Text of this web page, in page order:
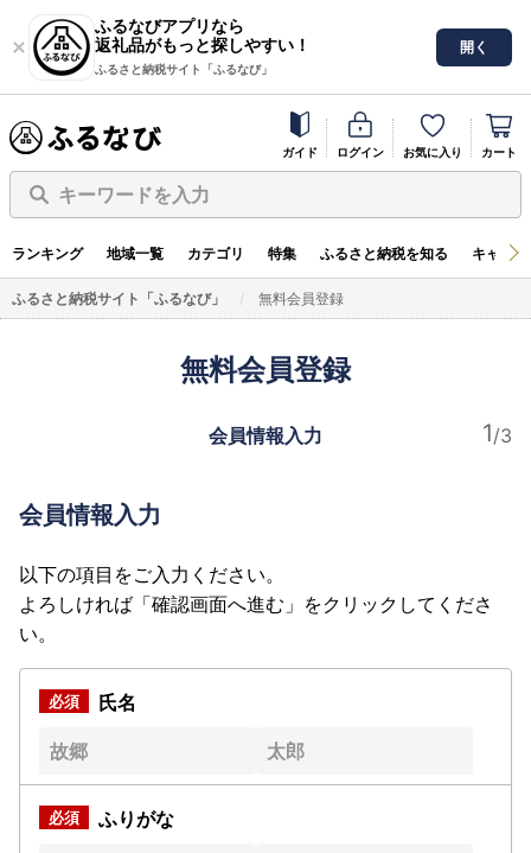
ふるなびアプリなら
返礼品がもっと探しやすい！
ふるさと納税サイト「ふるなび」
開く
ガイド ログイン お気に入り カート
キーワードを入力
ランキング 地域一覧 カテゴリ 特集 ふるさと納税を知る キャン
ふるさと納税サイト「ふるなび」 無料会員登録
無料会員登録
会員情報入力
会員情報入力
以下の項目をご入力ください。
よろしければ「確認画面へ進む」をクリックしてくださ
い。
氏名
ふりがな